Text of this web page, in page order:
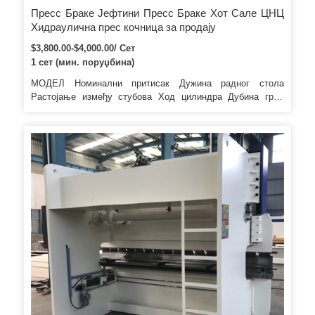
Пресс Браке Јефтини Пресс Браке Хот Сале ЦНЦ
Хидраулична прес кочница за продају
$3,800.00-$4,000.00/ Сет
1 сет (мин. поруџбина)
МОДЕЛ Номинални притисак Дужина радног стола
Растојање између стубова Ход цилиндра Дубина грла
500 500 500 500 500 500 500 500 500 500 500 500 2090 100
200 5,5 ВЦ67И-50/2500 500 2500 1900 120 250 5,5
ВЦ67И-50/3200 500 3200 2600 120 250 5,5 ВЦ67И-63/2500
630 2500 2050 100 250 5,5 ВЦ67И-63/3200 630 3200 2600
100 250 5,5 ВЦ67И- 80/3200 800 3200 2600 100 250 5,5
ВЦ67И-80/4000 800 4000 3200 100 250 7,5 ВЦ67И-100/2500
1000 2500 1900 120 320 7,5 ВЦ67И-100/3200 1000 3200
2600 120 320 7,5 ВЦ67И-100/4000 1000 4000 3200 120 320
7,5 ВЦ67И-100/5000 1000 5000 4000 120 320 7,5
ВЦ67И-125/2500 1250 2500 2050 130 320 7,5
ВЦ67И-125/3200 1250 3200 2600 130 320 7,5
ВЦ67И-125/4000 1250 4000 3200 130 320 7,5 ВЦ67И-125 /
5000 1250 5000 4000 120 320 7,5 ВЦ67И-160/3200 1600
3200 4800 200 320 11 ВЦ67И-160/4000 1600 4000 2600 200